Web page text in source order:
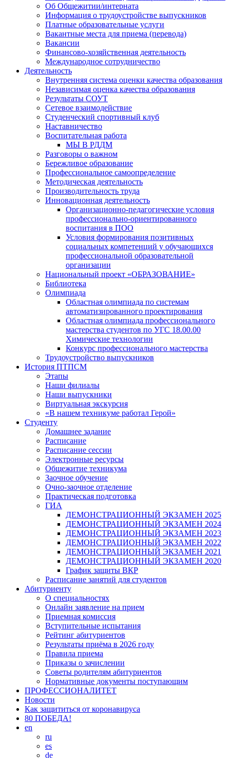
Об Общежитии/интерната
Информация о трудоустройстве выпускников
Платные образовательные услуги
Вакантные места для приема (перевода)
Вакансии
Финансово-хозяйственная деятельность
Международное сотрудничество
Деятельность
Внутренняя система оценки качества образования
Независимая оценка качества образования
Результаты СОУТ
Сетевое взаимодействие
Студенческий спортивный клуб
Наставничество
Воспитательная работа
МЫ В РДДМ
Разговоры о важном
Бережливое образование
Профессиональное самоопределение
Методическая деятельность
Производительность труда
Инновационная деятельность
Организационно-педагогические условия
профессионально-ориентированного
воспитания в ПОО
Условия формирования позитивных
социальных компетенций у обучающихся
профессиональной образовательной
организации
Национальный проект «ОБРАЗОВАНИЕ»
Библиотека
Олимпиада
Областная олимпиада по системам
автоматизированного проектирования
Областная олимпиада профессионального
мастерства студентов по УГС 18.00.00
Химические технологии
Конкурс профессионального мастерства
Трудоустройство выпускников
История ПТПСМ
Этапы
Наши филиалы
Наши выпускники
Виртуальная экскурсия
«В нашем техникуме работал Герой»
Студенту
Домашнее задание
Расписание
Расписание сессии
Электронные ресурсы
Общежитие техникума
Заочное обучение
Очно-заочное отделение
Практическая подготовка
ГИА
ДЕМОНСТРАЦИОННЫЙ ЭКЗАМЕН 2025
ДЕМОНСТРАЦИОННЫЙ ЭКЗАМЕН 2024
ДЕМОНСТРАЦИОННЫЙ ЭКЗАМЕН 2023
ДЕМОНСТРАЦИОННЫЙ ЭКЗАМЕН 2022
ДЕМОНСТРАЦИОННЫЙ ЭКЗАМЕН 2021
ДЕМОНСТРАЦИОННЫЙ ЭКЗАМЕН 2020
График защиты ВКР
Расписание занятий для студентов
Абитуриенту
О специальностях
Онлайн заявление на прием
Приемная комиссия
Вступительные испытания
Рейтинг абитуриентов
Результаты приёма в 2026 году
Правила приема
Приказы о зачислении
Советы родителям абитуриентов
Нормативные документы поступающим
ПРОФЕССИОНАЛИТЕТ
Новости
Как защититься от коронавируса
80 ПОБЕДА!
en
ru
es
de